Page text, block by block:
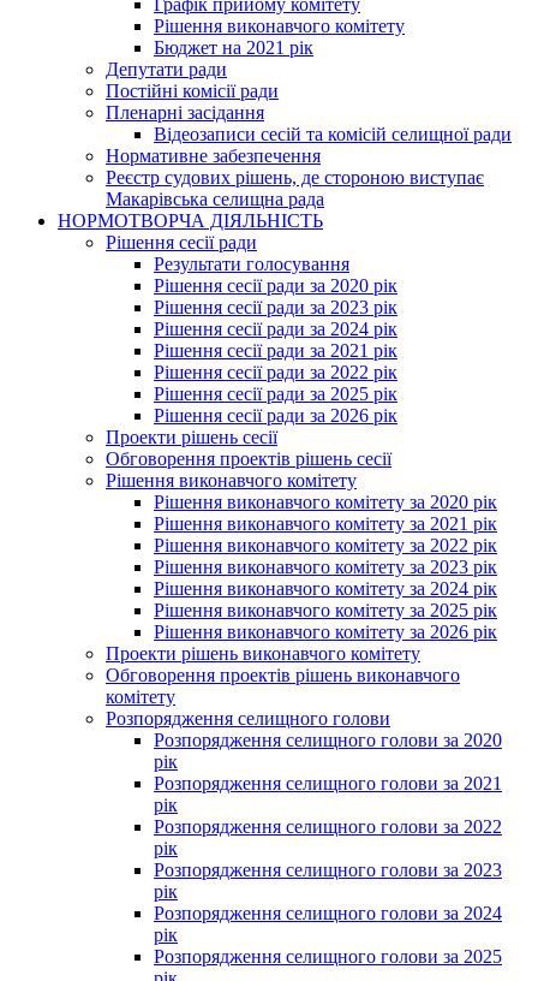
Графік прийому комітету
Рішення виконавчого комітету
Бюджет на 2021 рік
Депутати ради
Постійні комісії ради
Пленарні засідання
Відеозаписи сесій та комісій селищної ради
Нормативне забезпечення
Реєстр судових рішень, де стороною виступає
Макарівська селищна рада
НОРМОТВОРЧА ДІЯЛЬНІСТЬ
Рішення сесії ради
Результати голосування
Рішення сесії ради за 2020 рік
Рішення сесії ради за 2023 рік
Рішення сесії ради за 2024 рік
Рішення сесії ради за 2021 рік
Рішення сесії ради за 2022 рік
Рішення сесії ради за 2025 рік
Рішення сесії ради за 2026 рік
Проекти рішень сесії
Обговорення проектів рішень сесії
Рішення виконавчого комітету
Рішення виконавчого комітету за 2020 рік
Рішення виконавчого комітету за 2021 рік
Рішення виконавчого комітету за 2022 рік
Рішення виконавчого комітету за 2023 рік
Рішення виконавчого комітету за 2024 рік
Рішення виконавчого комітету за 2025 рік
Рішення виконавчого комітету за 2026 рік
Проекти рішень виконавчого комітету
Обговорення проектів рішень виконавчого
комітету
Розпорядження селищного голови
Розпорядження селищного голови за 2020
рік
Розпорядження селищного голови за 2021
рік
Розпорядження селищного голови за 2022
рік
Розпорядження селищного голови за 2023
рік
Розпорядження селищного голови за 2024
рік
Розпорядження селищного голови за 2025